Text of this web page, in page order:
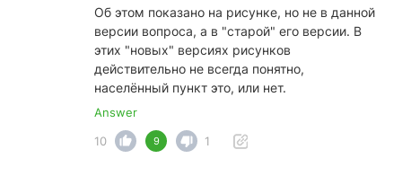
Об этом показано на рисунке, но не в данной
версии вопроса, а в "старой" его версии. В
этих "новых" версиях рисунков
действительно не всегда понятно,
населённый пункт это, или нет.
Answer
10
9 1